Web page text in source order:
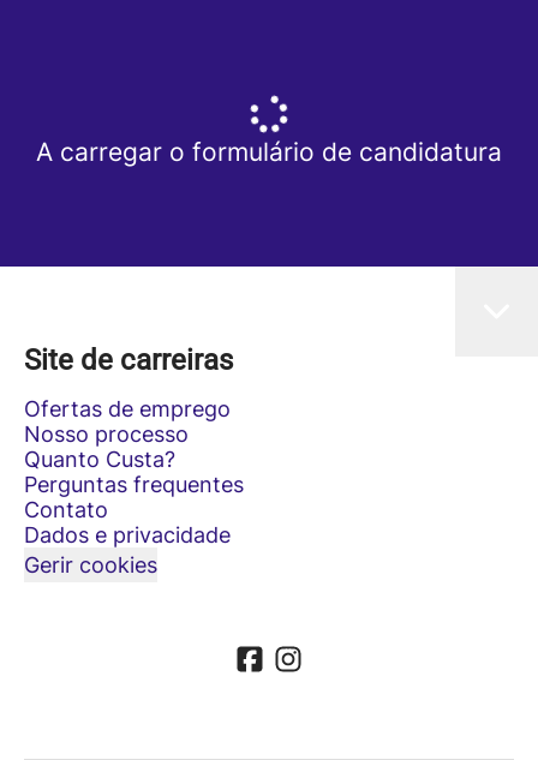
A carregar o formulário de candidatura
Site de carreiras
Ofertas de emprego
Nosso processo
Quanto Custa?
Perguntas frequentes
Contato
Dados e privacidade
Gerir cookies